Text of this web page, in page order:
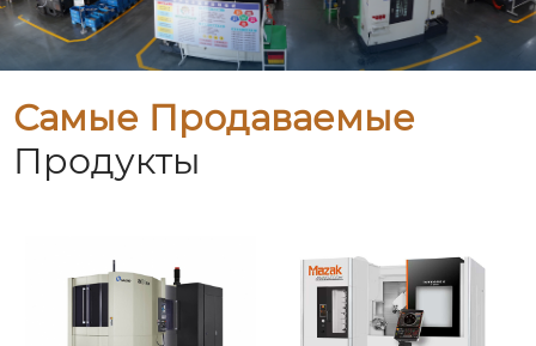
Самые Продаваемые
Продукты